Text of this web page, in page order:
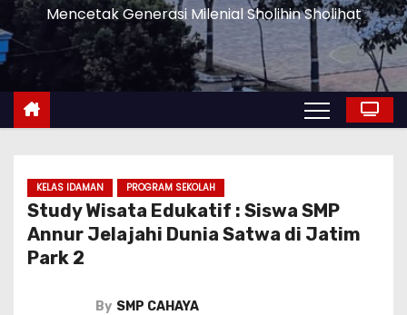
Mencetak Generasi Milenial Sholihin Sholihat
KELAS IDAMAN PROGRAM SEKOLAH
Study Wisata Edukatif : Siswa SMP
Annur Jelajahi Dunia Satwa di Jatim
Park 2
By SMP CAHAYA